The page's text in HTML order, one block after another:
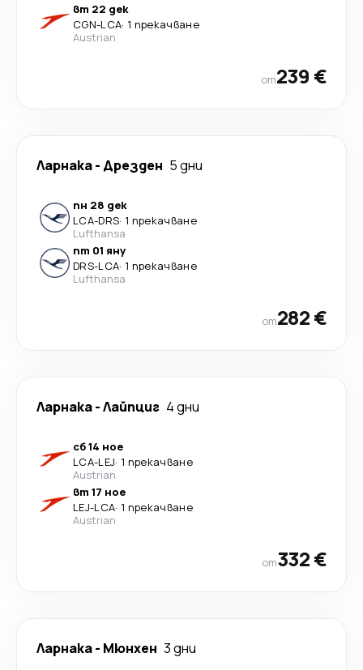
вт 22 дек
CGN-LCA· 1 прекачване
Austrian
от239 €
Ларнака- Дрезден 5 дни
пн 28 дек
LCA-DRS· 1 прекачване
Lufthansa
пт 01 яну
DRS-LCA· 1 прекачване
Lufthansa
от282 €
Ларнака-Лайпциг 4 дни
сб 14 ное
LCA-LEJ· 1 прекачване
Austrian
вт 17 ное
LEJ-LCA· 1 прекачване
Austrian
от332 €
Ларнака- Мюнхен 3 дни